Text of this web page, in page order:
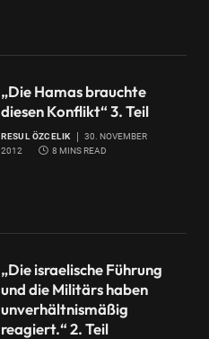
„Die Hamas brauchte
diesen Konflikt“ 3. Teil
RESUL ÖZCELIK
30. NOVEMBER
2012
8 MINS READ
„Die israelische Führung
und die Militärs haben
unverhältnismäßig
reagiert.“ 2. Teil